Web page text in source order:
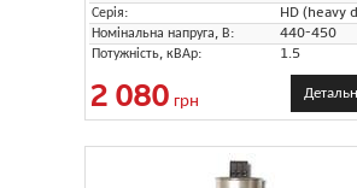
Серія:
HD (heavy
Номінальна напруга, В:
440-450
Потужність, кВАр:
1.5
2 080 грн